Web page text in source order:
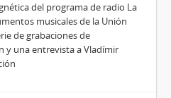
del programa de radio La
musicales de la Unión
de grabaciones de
y una entrevista a Vladímir